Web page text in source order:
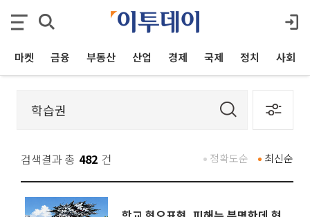
마켓 금융 부동산 산업 경제 국제 정치 사회
검색결과 총 482 건 최신순
정확도순